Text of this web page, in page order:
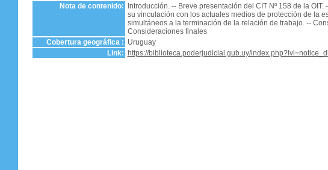
Nota de contenido:
Introducción. -- Breve presentación del CIT Nº 158 de la
su vinculación con los actuales medios de protección de la
simultáneos a la terminación de la relación de trabajo. --
Consideraciones finales
Cobertura geográfica : Uruguay
Link:
https://biblioteca.poderjudicial.gub.uy/